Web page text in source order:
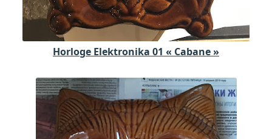
Horloge Elektronika 01 « Cabane »